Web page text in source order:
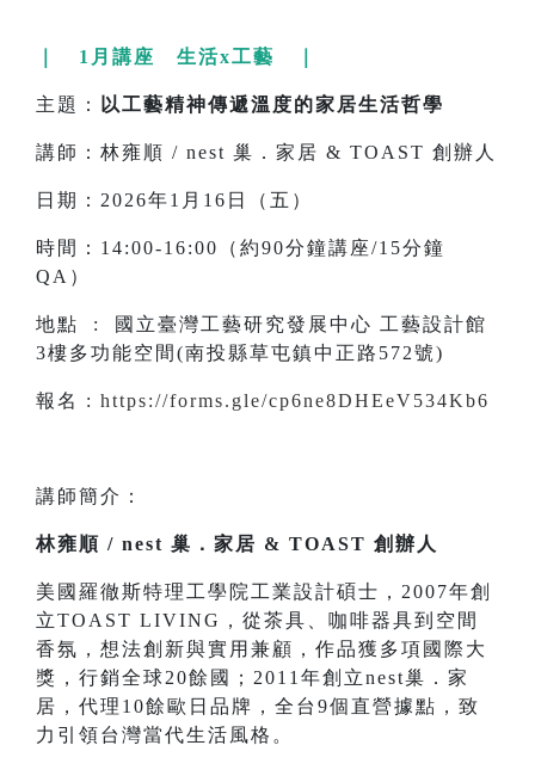
｜ 1月講座 生活x工藝 ｜
主題： 以工藝精神傳遞溫度的家居生活哲學
講師：林雍順 / nest 巢．家居 & TOAST 創辦人
日期：2026年1月16日（五）
時間：14:00-16:00（約90分鐘講座/15分鐘
QA）
地點 : 國立臺灣工藝研究發展中心 工藝設計館
3樓多功能空間(南投縣草屯鎮中正路572號)
報名 : https://forms.gle/cp6ne8DHEeV534Kb6
講師簡介：
林雍順 / nest 巢．家居 & TOAST 創辦人
美國羅徹斯特理工學院工業設計碩士，2007年創
立TOAST LIVING，從茶具、咖啡器具到空間
香氛，想法創新與實用兼顧，作品獲多項國際大
獎，行銷全球20餘國；2011年創立nest巢．家
居，代理10餘歐日品牌，全台9個直營據點，致
力引領台灣當代生活風格。